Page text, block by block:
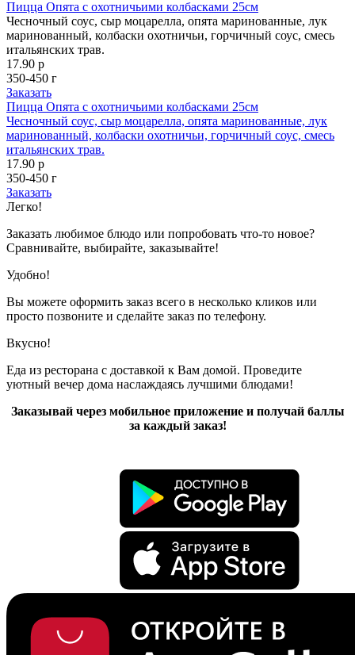
Пицца Опята с охотничьими колбасками 25см
Чесночный соус, сыр моцарелла, опята маринованные, лук
маринованный, колбаски охотничьи, горчичный соус, смесь
итальянских трав.
17.90 р
350-450 г
Заказать
Пицца Опята с охотничьими колбасками 25см
Чесночный соус, сыр моцарелла, опята маринованные, лук
маринованный, колбаски охотничьи, горчичный соус, смесь
итальянских трав.
17.90 р
350-450 г
Заказать
Легко!
Заказать любимое блюдо или попробовать что-то новое?
Сравнивайте, выбирайте, заказывайте!
Удобно!
Вы можете оформить заказ всего в несколько кликов или
просто позвоните и сделайте заказ по телефону.
Вкусно!
Еда из ресторана с доставкой к Вам домой. Проведите
уютный вечер дома наслаждаясь лучшими блюдами!
Заказывай через мобильное приложение и получай баллы
за каждый заказ!